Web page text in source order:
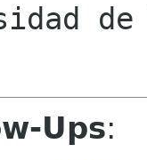
de
Ups: